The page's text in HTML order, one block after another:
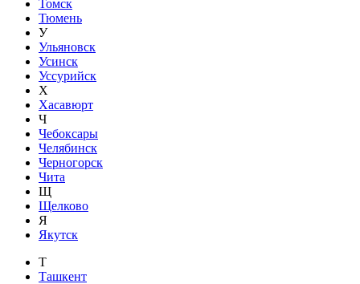
Томск
Тюмень
У
Ульяновск
Усинск
Уссурийск
Х
Хасавюрт
Ч
Чебоксары
Челябинск
Черногорск
Чита
Щ
Щелково
Я
Якутск
Т
Ташкент